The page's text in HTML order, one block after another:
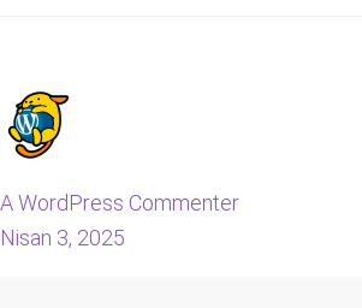
A WordPress Commenter
Nisan 3, 2025